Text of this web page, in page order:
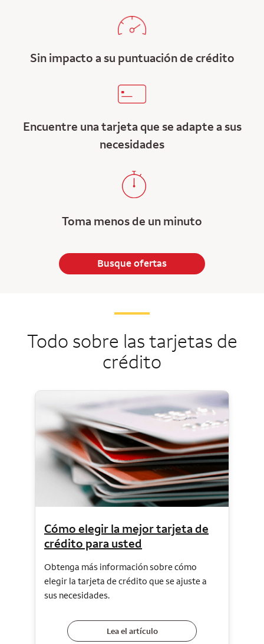
Sin impacto a su puntuación de crédito
Encuentre una tarjeta que se adapte a sus
necesidades
Toma menos de un minuto
Busque ofertas
Todo sobre las tarjetas de
crédito
Cómo elegir la mejor tarjeta de
crédito para usted
Obtenga más información sobre cómo
elegir la tarjeta de crédito que se ajuste a
sus necesidades.
Lea el artículo